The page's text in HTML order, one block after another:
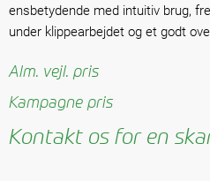
ensbetydende med intuitiv brug,
under klippearbejdet og et godt
Alm. vejl. pris
Kampagne pris
Kontakt os for en